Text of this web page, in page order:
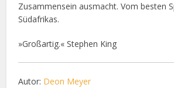
Zusammensein ausmacht. Vom besten
Südafrikas.
»Großartig.« Stephen King
Autor: Deon Meyer